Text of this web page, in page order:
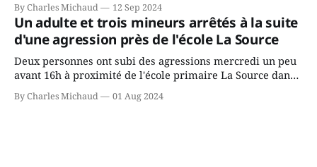
gouvernement de la CAQ, surtout de son incapacité, qu'il
juge chronique, à offrir des
By Charles Michaud 12 Sep 2024
Un adulte et trois mineurs arrêtés à la suite
d'une agression près de l'école La Source
Deux personnes ont subi des agressions mercredi un peu
avant 16h à proximité de l'école primaire La Source dans
victimes aurait été écrasée sous un véhicule et aspergée
By Charles Michaud 01 Aug 2024